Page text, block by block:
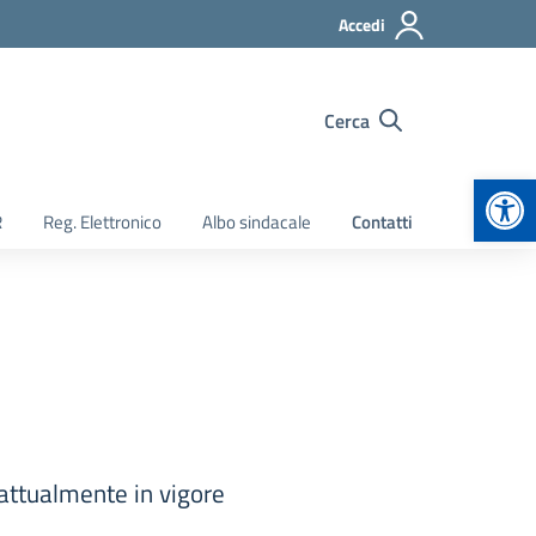
Accedi
Cerca
Reg. Elettronico Albo sindacale Contatti
in vigore